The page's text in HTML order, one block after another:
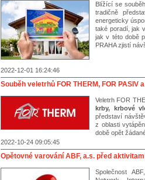
Blížící se
tradičně
energeticky
také poradí, jak
jak v této době
PRAHA zjistí
2022-12-01 16:24:46
Souběh veletrhů FOR THERM, FOR
Veletrh FOR
krby, krbové
představí
z oblasti
době opět
2022-10-24 09:05:45
Opětovné varování ABF, a.s. před
Společnost